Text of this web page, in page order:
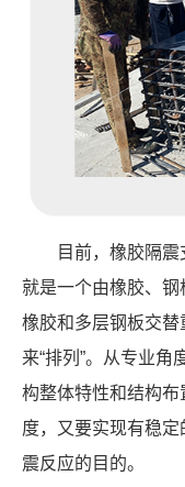
目前，橡胶隔
就是一个由橡胶、钢
橡胶和多层钢板交
来“排列”。从专业
构整体特性和结构
度，又要实现有稳
震反应的目的。